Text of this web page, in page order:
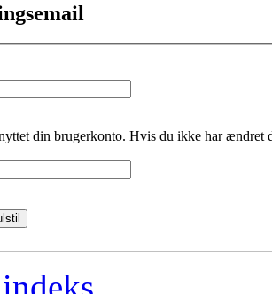
din brugerkonto. Hvis du ikke har ændret